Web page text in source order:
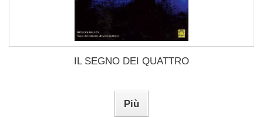
IL SEGNO DEI QUATTRO
Più